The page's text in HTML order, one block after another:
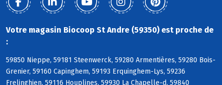
Votre magasin Biocoop St Andre (59350) est proche de
:
59850 Nieppe, 59181 Steenwerck, 59280 Armentières, 59280 Bois-
Grenier, 59160 Capinghem, 59193 Erquinghem-Lys, 59236
Frelinghien, 59116 Houplines, 59930 La Chapelle-d, 59840